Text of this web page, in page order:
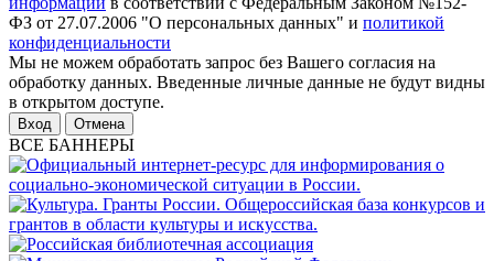
ФЗ от 27.07.2006 "О персональных данных" и политикой
конфиденциальности
Мы не можем обработать запрос без Вашего согласия на
обработку данных. Введенные личные данные не будут видны
в открытом доступе.
Отмена
ВСЕ БАННЕРЫ